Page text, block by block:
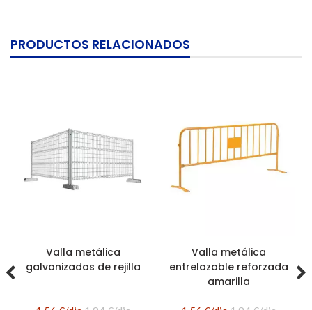
PRODUCTOS RELACIONADOS
Valla metálica
galvanizadas de rejilla
Valla metálica
entrelazable reforzada
amarilla